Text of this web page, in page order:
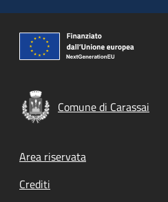
Comune di Carassai
Footer menu
Area riservata
Crediti